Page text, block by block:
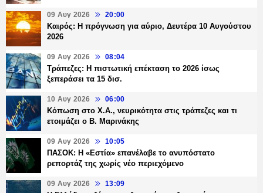
09 Αυγ 2026 20:00
Καιρός: Η πρόγνωση για αύριο, Δευτέρα 10 Αυγούστου
2026
09 Αυγ 2026 08:04
Τράπεζες: H πιστωτική επέκταση το 2026 ίσως
ξεπεράσει τα 15 δισ.
10 Αυγ 2026 06:00
Κόπωση στο Χ.Α., νευρικότητα στις τράπεζες και τι
ετοιμάζει ο Β. Μαρινάκης
09 Αυγ 2026 10:05
ΠΑΣΟΚ: Η «Εστία» επανέλαβε το ανυπόστατο
ρεπορτάζ της χωρίς νέο περιεχόμενο
09 Αυγ 2026 13:09